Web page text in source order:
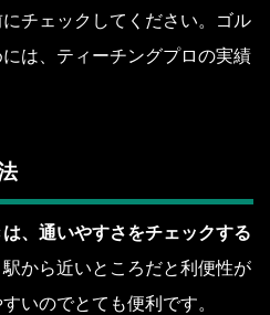
チェックしてください。ゴル
は、ティーチングプロの実績
、通いやすさをチェックする
から近いところだと利便性が
いのでとても便利です。